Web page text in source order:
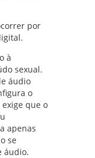
por
à
sexual.
áudio
o
que o
apenas
se
áudio.